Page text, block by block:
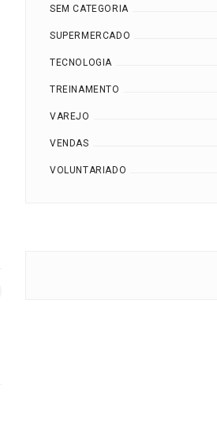
SEM CATEGORIA
SUPERMERCADO
TECNOLOGIA
TREINAMENTO
VAREJO
VENDAS
VOLUNTARIADO